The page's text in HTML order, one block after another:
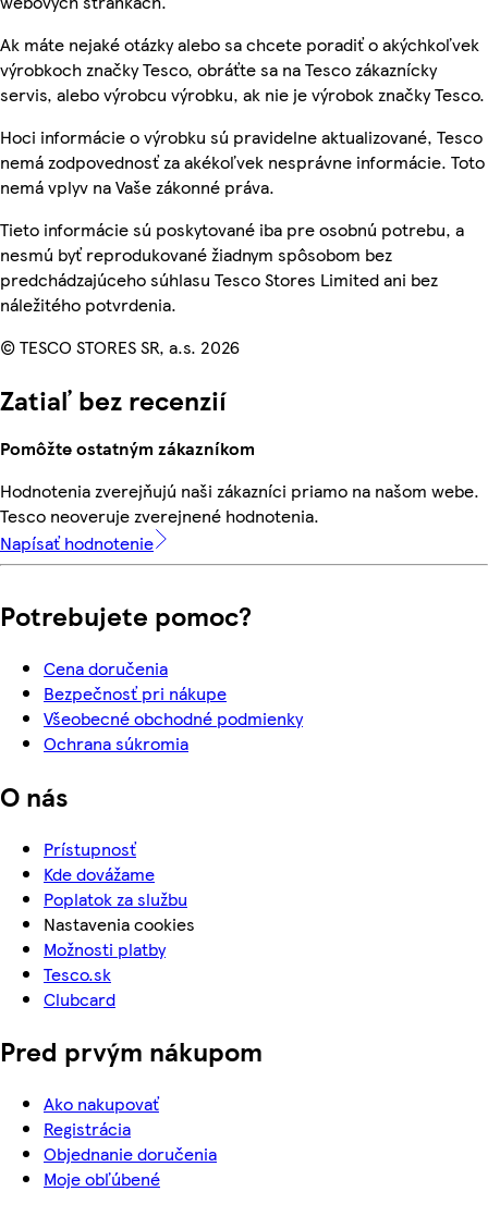
Ak máte nejaké otázky alebo sa chcete poradiť o akýchkoľvek
výrobkoch značky Tesco, obráťte sa na Tesco zákaznícky
servis, alebo výrobcu výrobku, ak nie je výrobok značky Tesco.
Hoci informácie o výrobku sú pravidelne aktualizované, Tesco
nemá zodpovednosť za akékoľvek nesprávne informácie. Toto
nemá vplyv na Vaše zákonné práva.
Tieto informácie sú poskytované iba pre osobnú potrebu, a
nesmú byť reprodukované žiadnym spôsobom bez
predchádzajúceho súhlasu Tesco Stores Limited ani bez
náležitého potvrdenia.
© TESCO STORES SR, a.s. 2026
Zatiaľ bez recenzií
Pomôžte ostatným zákazníkom
Hodnotenia zverejňujú naši zákazníci priamo na našom webe.
Tesco neoveruje zverejnené hodnotenia.
Napísať hodnotenie
Potrebujete pomoc?
Cena doručenia
Bezpečnosť pri nákupe
Všeobecné obchodné podmienky
Ochrana súkromia
O nás
Prístupnosť
Kde dovážame
Poplatok za službu
Nastavenia cookies
Možnosti platby
Tesco.sk
Clubcard
Pred prvým nákupom
Ako nakupovať
Registrácia
Objednanie doručenia
Moje obľúbené